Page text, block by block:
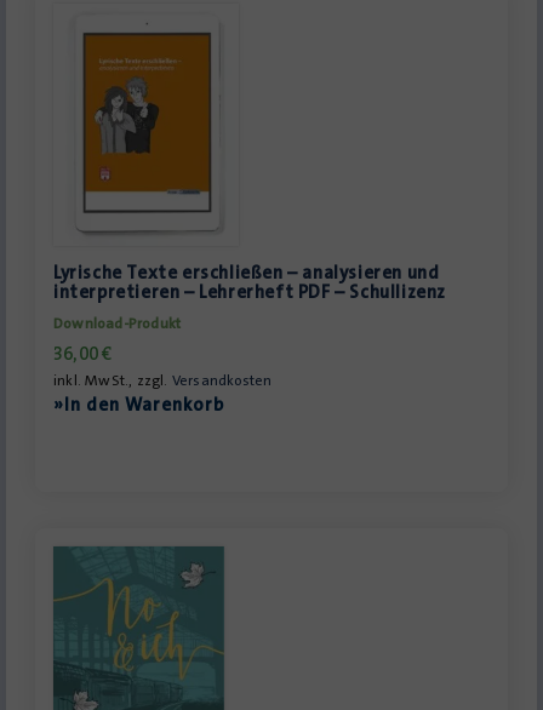
Lyrische Texte erschließen – analysieren und
interpretieren – Lehrerheft PDF – Schullizenz
Download-Produkt
36,00€
inkl. MwSt., zzgl. Versandkosten
»In den Warenkorb